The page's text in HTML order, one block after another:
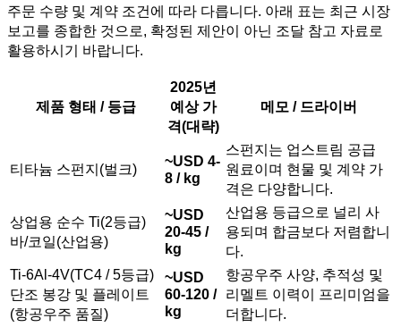
주문 수량 및 계약 조건에 따라 다릅니다. 아래 표는 최근 시장
보고를 종합한 것으로, 확정된 제안이 아닌 조달 참고 자료로
활용하시기 바랍니다.
제품 형태 / 등급
2025년
예상 가
격(대략)
메모 / 드라이버
티타늄 스펀지(벌크)
~USD 4-
8 / kg
스펀지는 업스트림 공급
원료이며 현물 및 계약 가
격은 다양합니다.
상업용 순수 Ti(2등급)
바/코일(산업용)
~USD
20-45 /
kg
산업용 등급으로 널리 사
용되며 합금보다 저렴합니
다.
Ti-6Al-4V(TC4 / 5등급)
단조 봉강 및 플레이트
(항공우주 품질)
~USD
60-120 /
kg
항공우주 사양, 추적성 및
리멜트 이력이 프리미엄을
더합니다.